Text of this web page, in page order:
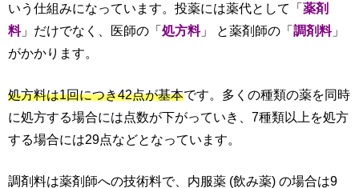
いう仕組みになっています。投薬には薬代として「 薬剤
料」だけでなく、医師の「 処方料」 と薬剤師の「 調剤料」
がかかります。
処方料は1回につき42点が基本です。多くの種類の薬を同時
に処方する場合には点数が下がっていき、7種類以上を処方
する場合には29点などとなっています。
調剤料は薬剤師への技術料で、内服薬 (飲み薬) の場合は9